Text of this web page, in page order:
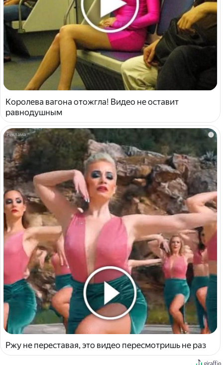
Королева вагона отожгла! Видео не оставит
равнодушным
i
Ржу не переставая, это видео пересмотришь не раз